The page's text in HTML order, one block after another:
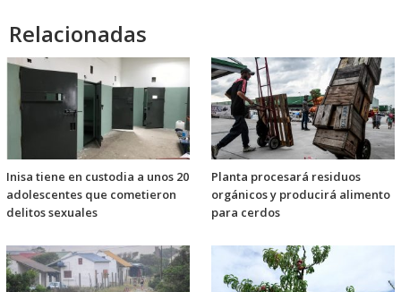
Relacionadas
Inisa tiene en custodia a unos 20
adolescentes que cometieron
delitos sexuales
Planta procesará residuos
orgánicos y producirá alimento
para cerdos